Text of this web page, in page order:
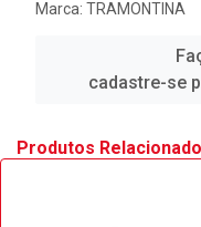
Marca: TRAMONTINA
cadastre-se
Produtos